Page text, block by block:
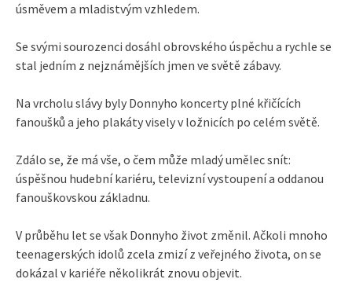
úsměvem a mladistvým vzhledem.
Se svými sourozenci dosáhl obrovského úspěchu a rychle se
stal jedním z nejznámějších jmen ve světě zábavy.
Na vrcholu slávy byly Donnyho koncerty plné křičících
fanoušků a jeho plakáty visely v ložnicích po celém světě.
Zdálo se, že má vše, o čem může mladý umělec snít:
úspěšnou hudební kariéru, televizní vystoupení a oddanou
fanouškovskou základnu.
V průběhu let se však Donnyho život změnil. Ačkoli mnoho
teenagerských idolů zcela zmizí z veřejného života, on se
dokázal v kariéře několikrát znovu objevit.